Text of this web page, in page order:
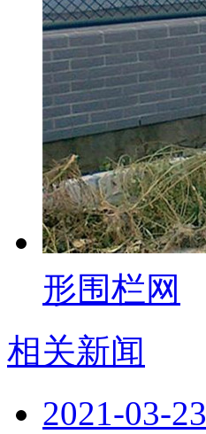
形围栏网
相关新闻
2021-03-23